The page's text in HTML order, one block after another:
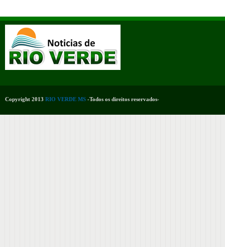
Copyright 2013 RIO VERDE MS -Todos os direitos reservados-